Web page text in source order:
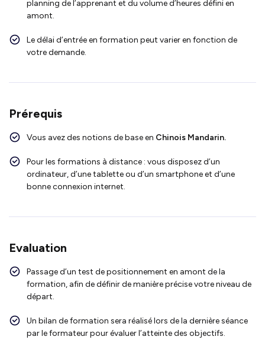
planning de l’apprenant et du volume d’heures défini en
amont.
Le délai d’entrée en formation peut varier en fonction de
votre demande.
Prérequis
Vous avez des notions de base en Chinois Mandarin.
Pour les formations à distance : vous disposez d’un
ordinateur, d’une tablette ou d’un smartphone et d’une
bonne connexion internet.
Evaluation
Passage d’un test de positionnement en amont de la
formation, afin de définir de manière précise votre niveau de
départ.
Un bilan de formation sera réalisé lors de la dernière séance
par le formateur pour évaluer l’atteinte des objectifs.